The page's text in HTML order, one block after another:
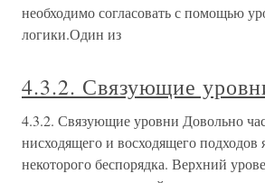
необходимо согласовать с помощью
логики.Один из
4.3.2. Связующие
4.3.2. Связующие уровни Довольно
нисходящего и восходящего подходов
некоторого беспорядка. Верхний